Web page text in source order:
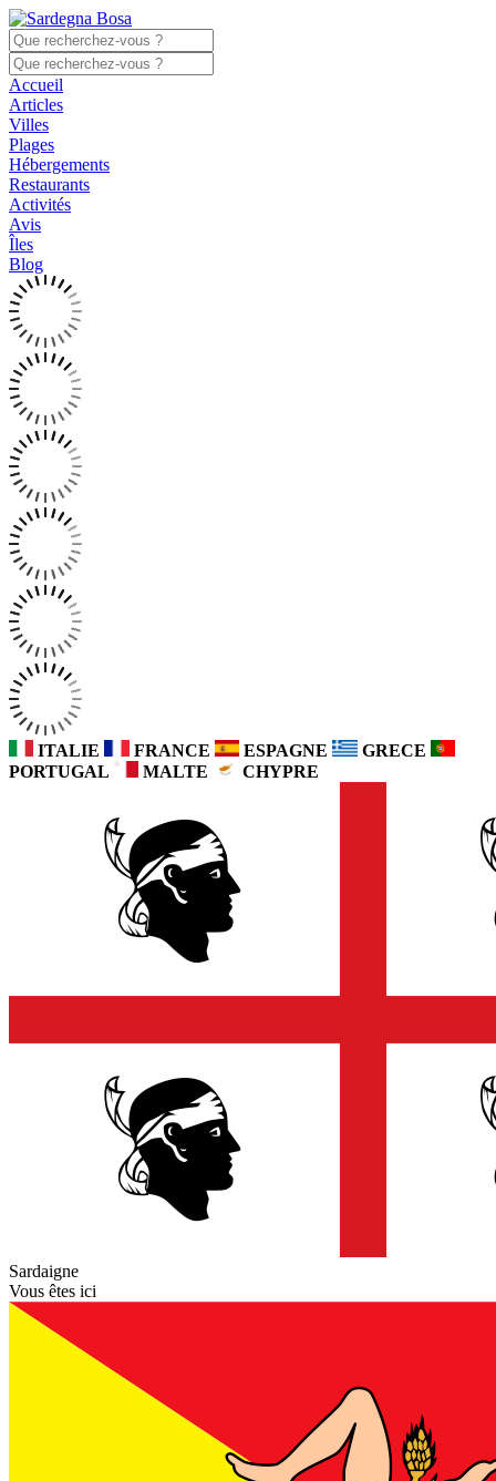
Accueil
Articles
Villes
Plages
Hébergements
Restaurants
Activités
Avis
Îles
Blog
ITALIE FRANCE ESPAGNE
GRECE
PORTUGAL
MALTE CHYPRE
Sardaigne
Vous êtes ici